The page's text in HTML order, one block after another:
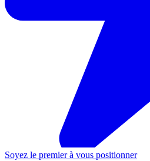
Soyez le premier à vous positionner